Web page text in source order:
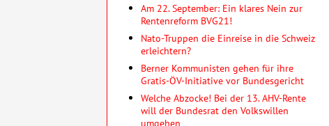
Am 22. September: Ein klares Nein zur
Rentenreform BVG21!
Nato-Truppen die Einreise in die Schweiz
erleichtern?
Berner Kommunisten gehen für ihre
Gratis-ÖV-Initiative vor Bundesgericht
Welche Abzocke! Bei der 13. AHV-Rente
will der Bundesrat den Volkswillen
umgehen